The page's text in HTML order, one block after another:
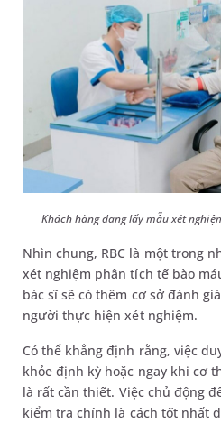
Khách hàng đang lấy mẫu xét
Nhìn chung, RBC là một trong
xét nghiệm phân tích tế bào
bác sĩ sẽ có thêm cơ sở đánh
người thực hiện xét nghiệm.
Có thể khẳng định rằng, việc
khỏe định kỳ hoặc ngay khi cơ
là rất cần thiết. Việc chủ động
kiểm tra chính là cách tốt nhất